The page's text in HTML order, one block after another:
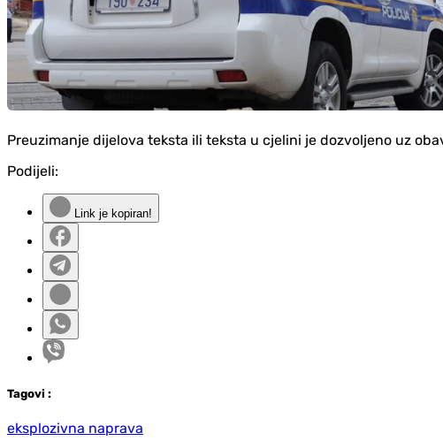
Preuzimanje dijelova teksta ili teksta u cjelini je dozvoljeno uz
Podijeli:
Link je kopiran!
Tagovi :
eksplozivna naprava